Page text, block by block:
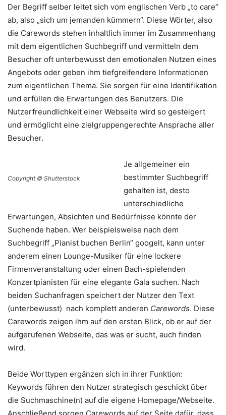
Der Begriff selber leitet sich vom englischen Verb „to care“
ab, also „sich um jemanden kümmern“. Diese Wörter, also
die Carewords stehen inhaltlich immer im Zusammenhang
mit dem eigentlichen Suchbegriff und vermitteln dem
Besucher oft unterbewusst den emotionalen Nutzen eines
Angebots oder geben ihm tiefgreifendere Informationen
zum eigentlichen Thema. Sie sorgen für eine Identifikation
und erfüllen die Erwartungen des Benutzers. Die
Nutzerfreundlichkeit einer Webseite wird so gesteigert
und ermöglicht eine zielgruppengerechte Ansprache aller
Besucher.
Copyright © Shutterstock
Je allgemeiner ein
bestimmter Suchbegriff
gehalten ist, desto
unterschiedliche
Erwartungen, Absichten und Bedürfnisse könnte der
Suchende haben. Wer beispielsweise nach dem
Suchbegriff „Pianist buchen Berlin“ googelt, kann unter
anderem einen Lounge-Musiker für eine lockere
Firmenveranstaltung oder einen Bach-spielenden
Konzertpianisten für eine elegante Gala suchen. Nach
beiden Suchanfragen speichert der Nutzer den Text
(unterbewusst) nach komplett anderen Carewords. Diese
Carewords zeigen ihm auf den ersten Blick, ob er auf der
aufgerufenen Webseite, das was er sucht, auch finden
wird.
Beide Worttypen ergänzen sich in ihrer Funktion:
Keywords führen den Nutzer strategisch geschickt über
die Suchmaschine(n) auf die eigene Homepage/Webseite.